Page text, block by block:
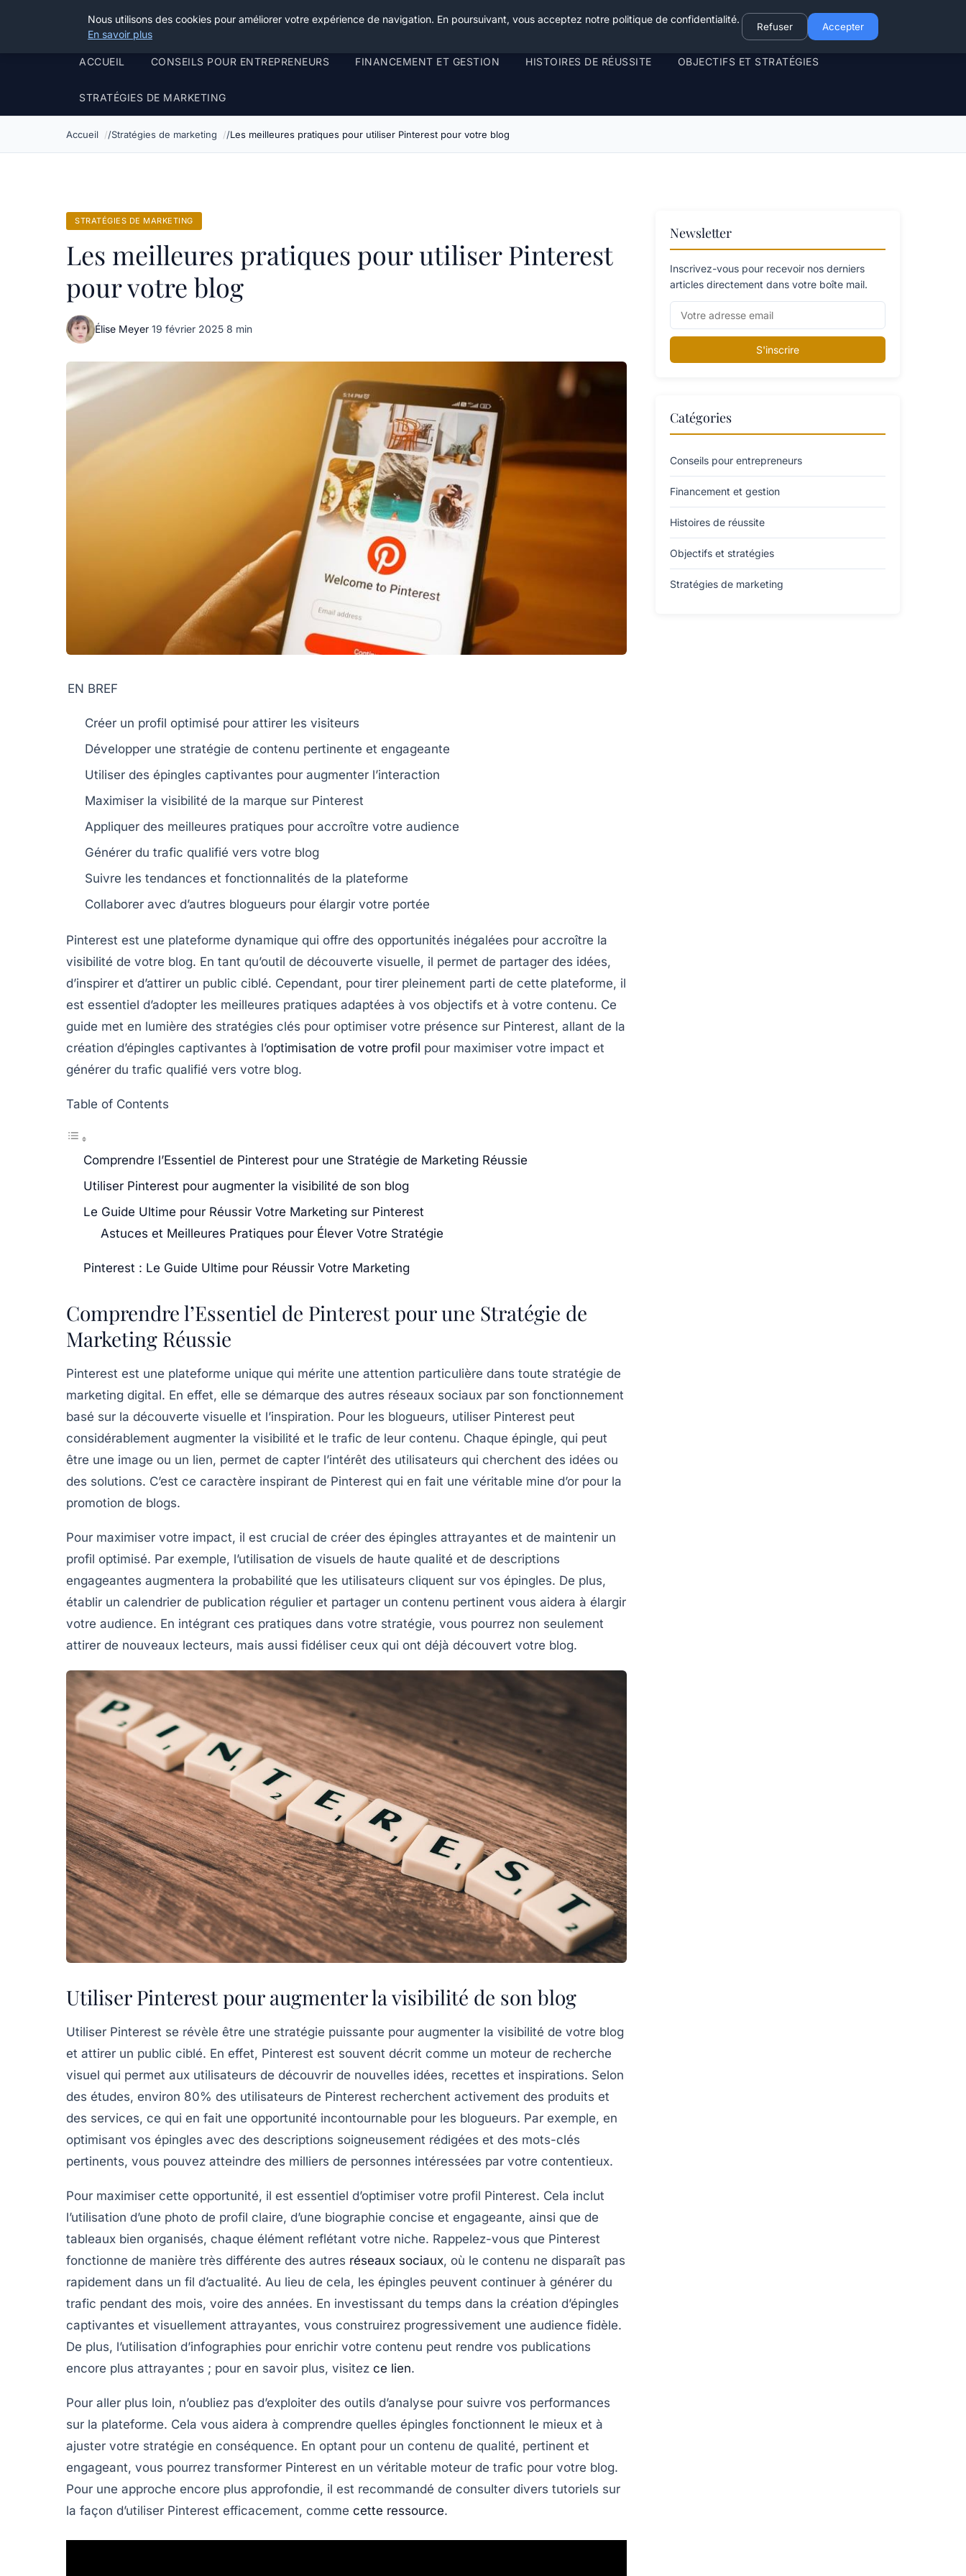
Henry Panky
ACCUEIL CONSEILS POUR ENTREPRENEURS FINANCEMENT ET GESTION HISTOIRES DE RÉUSSITE OBJECTIFS ET STRATÉGIES
STRATÉGIES DE MARKETING
Accueil Stratégies de marketing Les meilleures pratiques pour utiliser Pinterest pour votre blog
STRATÉGIES DE MARKETING
Les meilleures pratiques pour utiliser Pinterest
pour votre blog
Élise Meyer·19 février 2025·8 min
EN BREF
Créer un profil optimisé pour attirer les visiteurs
Développer une stratégie de contenu pertinente et engageante
Utiliser des épingles captivantes pour augmenter l’interaction
Maximiser la visibilité de la marque sur Pinterest
Appliquer des meilleures pratiques pour accroître votre audience
Générer du trafic qualifié vers votre blog
Suivre les tendances et fonctionnalités de la plateforme
Collaborer avec d’autres blogueurs pour élargir votre portée
Pinterest est une plateforme dynamique qui offre des opportunités inégalées pour accroître la
visibilité de votre blog. En tant qu’outil de découverte visuelle, il permet de partager des idées,
d’inspirer et d’attirer un public ciblé. Cependant, pour tirer pleinement parti de cette plateforme, il
est essentiel d’adopter les meilleures pratiques adaptées à vos objectifs et à votre contenu. Ce
guide met en lumière des stratégies clés pour optimiser votre présence sur Pinterest, allant de la
création d’épingles captivantes à l’optimisation de votre profil pour maximiser votre impact et
générer du trafic qualifié vers votre blog.
Table of Contents
Comprendre l’Essentiel de Pinterest pour une Stratégie de Marketing Réussie
Utiliser Pinterest pour augmenter la visibilité de son blog
Le Guide Ultime pour Réussir Votre Marketing sur Pinterest
Astuces et Meilleures Pratiques pour Élever Votre Stratégie
Pinterest : Le Guide Ultime pour Réussir Votre Marketing
Comprendre l’Essentiel de Pinterest pour une Stratégie de
Marketing Réussie
Pinterest est une plateforme unique qui mérite une attention particulière dans toute stratégie de
marketing digital. En effet, elle se démarque des autres réseaux sociaux par son fonctionnement
basé sur la découverte visuelle et l’inspiration. Pour les blogueurs, utiliser Pinterest peut
considérablement augmenter la visibilité et le trafic de leur contenu. Chaque épingle, qui peut
être une image ou un lien, permet de capter l’intérêt des utilisateurs qui cherchent des idées ou
des solutions. C’est ce caractère inspirant de Pinterest qui en fait une véritable mine d’or pour la
promotion de blogs.
Pour maximiser votre impact, il est crucial de créer des épingles attrayantes et de maintenir un
profil optimisé. Par exemple, l’utilisation de visuels de haute qualité et de descriptions
engageantes augmentera la probabilité que les utilisateurs cliquent sur vos épingles. De plus,
établir un calendrier de publication régulier et partager un contenu pertinent vous aidera à élargir
votre audience. En intégrant ces pratiques dans votre stratégie, vous pourrez non seulement
attirer de nouveaux lecteurs, mais aussi fidéliser ceux qui ont déjà découvert votre blog.
Utiliser Pinterest pour augmenter la visibilité de son blog
Utiliser Pinterest se révèle être une stratégie puissante pour augmenter la visibilité de votre blog
et attirer un public ciblé. En effet, Pinterest est souvent décrit comme un moteur de recherche
visuel qui permet aux utilisateurs de découvrir de nouvelles idées, recettes et inspirations. Selon
des études, environ 80% des utilisateurs de Pinterest recherchent activement des produits et
des services, ce qui en fait une opportunité incontournable pour les blogueurs. Par exemple, en
optimisant vos épingles avec des descriptions soigneusement rédigées et des mots-clés
pertinents, vous pouvez atteindre des milliers de personnes intéressées par votre contentieux.
Pour maximiser cette opportunité, il est essentiel d’optimiser votre profil Pinterest. Cela inclut
l’utilisation d’une photo de profil claire, d’une biographie concise et engageante, ainsi que de
tableaux bien organisés, chaque élément reflétant votre niche. Rappelez-vous que Pinterest
fonctionne de manière très différente des autres réseaux sociaux, où le contenu ne disparaît pas
rapidement dans un fil d’actualité. Au lieu de cela, les épingles peuvent continuer à générer du
trafic pendant des mois, voire des années. En investissant du temps dans la création d’épingles
captivantes et visuellement attrayantes, vous construirez progressivement une audience fidèle.
De plus, l’utilisation d’infographies pour enrichir votre contenu peut rendre vos publications
encore plus attrayantes ; pour en savoir plus, visitez ce lien.
Pour aller plus loin, n’oubliez pas d’exploiter des outils d’analyse pour suivre vos performances
sur la plateforme. Cela vous aidera à comprendre quelles épingles fonctionnent le mieux et à
ajuster votre stratégie en conséquence. En optant pour un contenu de qualité, pertinent et
engageant, vous pourrez transformer Pinterest en un véritable moteur de trafic pour votre blog.
Pour une approche encore plus approfondie, il est recommandé de consulter divers tutoriels sur
la façon d’utiliser Pinterest efficacement, comme cette ressource.
Newsletter
Inscrivez-vous pour recevoir nos derniers
articles directement dans votre boîte mail.
S'inscrire
Catégories
Conseils pour entrepreneurs
Financement et gestion
Histoires de réussite
Objectifs et stratégies
Stratégies de marketing
Nous utilisons des cookies pour améliorer votre expérience de navigation. En poursuivant, vous acceptez notre politique de confidentialité.
En savoir plus
Refuser Accepter